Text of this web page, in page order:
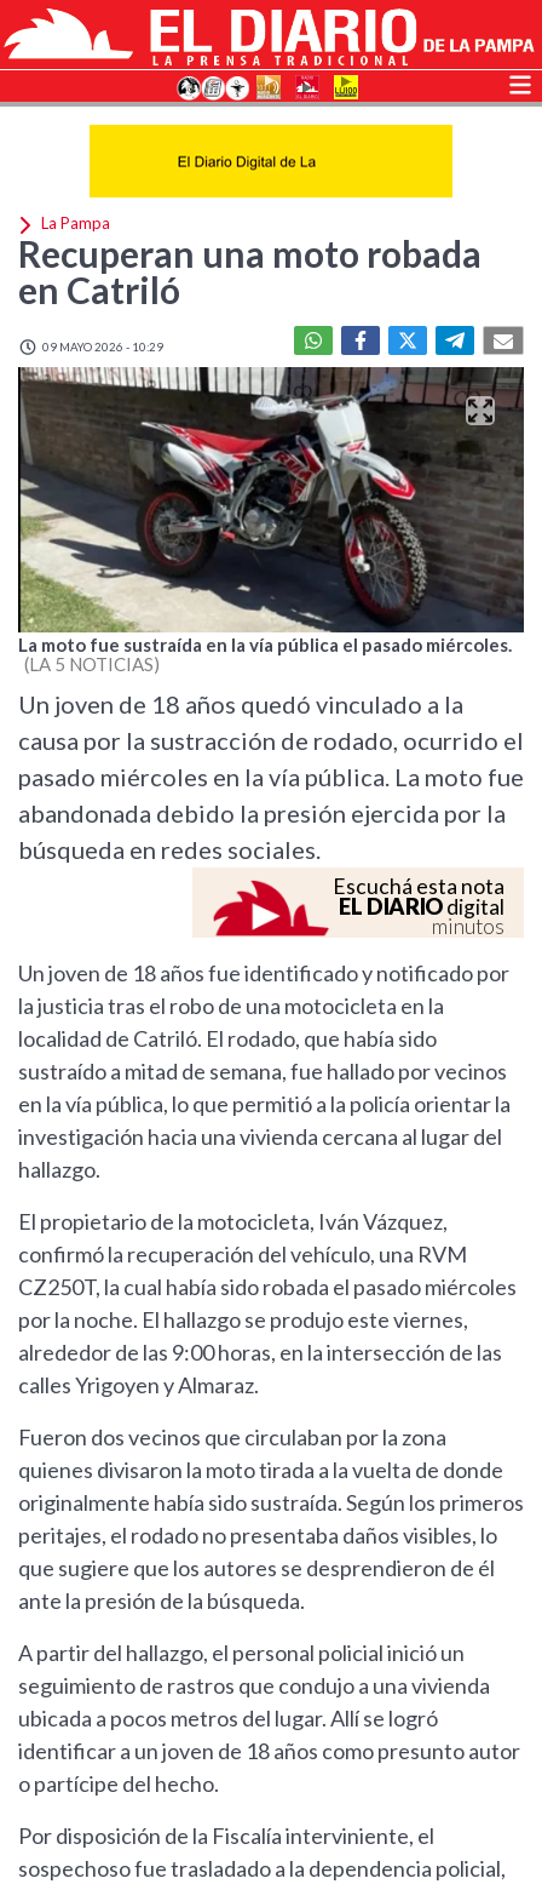
La Pampa
Recuperan una moto robada
en Catriló
09 MAYO 2026 - 10:29
La moto fue sustraída en la vía pública el pasado miércoles.
LA 5 NOTICIAS
Un joven de 18 años quedó vinculado a la
causa por la sustracción de rodado, ocurrido el
pasado miércoles en la vía pública. La moto fue
abandonada debido la presión ejercida por la
búsqueda en redes sociales.
Escuchá esta nota
EL DIARIOdigital
minutos
Un joven de 18 años fue identificado y notificado por
la justicia tras el robo de una motocicleta en la
localidad de Catriló. El rodado, que había sido
sustraído a mitad de semana, fue hallado por vecinos
en la vía pública, lo que permitió a la policía orientar la
investigación hacia una vivienda cercana al lugar del
hallazgo.
El propietario de la motocicleta, Iván Vázquez,
confirmó la recuperación del vehículo, una RVM
CZ250T, la cual había sido robada el pasado miércoles
por la noche. El hallazgo se produjo este viernes,
alrededor de las 9:00 horas, en la intersección de las
calles Yrigoyen y Almaraz.
Fueron dos vecinos que circulaban por la zona
quienes divisaron la moto tirada a la vuelta de donde
originalmente había sido sustraída. Según los primeros
peritajes, el rodado no presentaba daños visibles, lo
que sugiere que los autores se desprendieron de él
ante la presión de la búsqueda.
A partir del hallazgo, el personal policial inició un
seguimiento de rastros que condujo a una vivienda
ubicada a pocos metros del lugar. Allí se logró
identificar a un joven de 18 años como presunto autor
o partícipe del hecho.
Por disposición de la Fiscalía interviniente, el
sospechoso fue trasladado a la dependencia policial,